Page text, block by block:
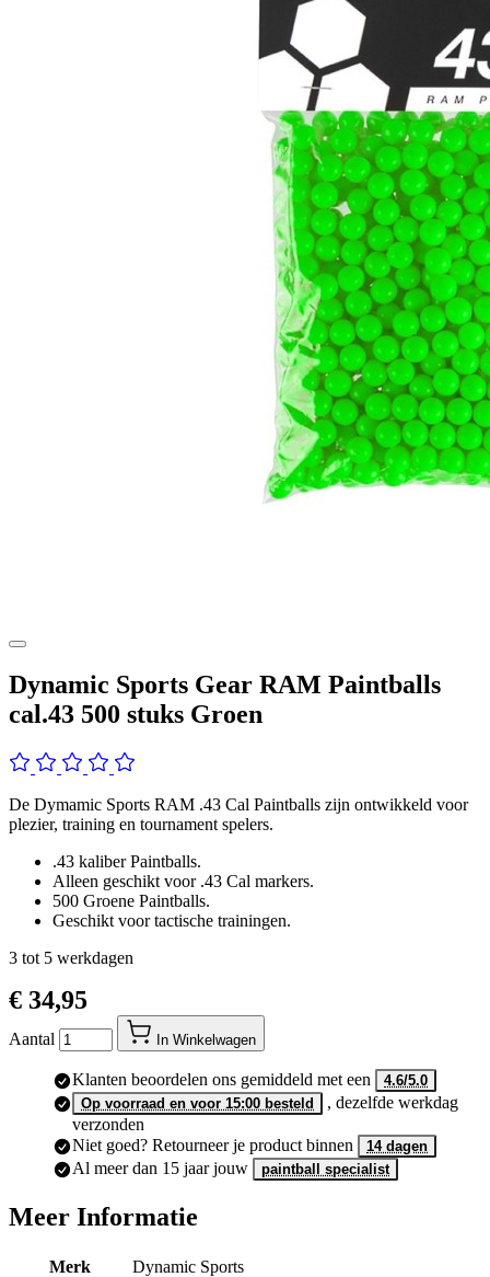
Dynamic Sports Gear RAM Paintballs
cal.43 500 stuks Groen
De Dymamic Sports RAM .43 Cal Paintballs zijn ontwikkeld voor
plezier, training en tournament spelers.
.43 kaliber Paintballs.
Alleen geschikt voor .43 Cal markers.
500 Groene Paintballs.
Geschikt voor tactische trainingen.
3 tot 5 werkdagen
€ 34,95
Aantal In Winkelwagen
Klanten beoordelen ons gemiddeld met een
4.6/5.0
Op voorraad en voor 15:00 besteld
, dezelfde werkdag
verzonden
Niet goed? Retourneer je product binnen
14 dagen
Al meer dan 15 jaar jouw paintball specialist
Meer Informatie
Merk Dynamic Sports